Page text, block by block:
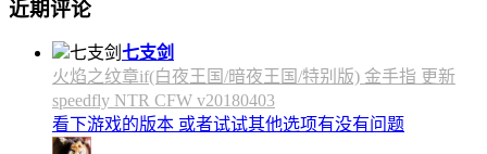
近期评论
七支剑
火焰之纹章if(白夜王国/暗夜王国/特别版) 金手指 更新
speedfly NTR CFW v20180403
看下游戏的版本 或者试试其他选项有没有问题